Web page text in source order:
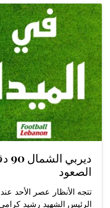
الصعود
تتجه الأنظار عصر الأحد
الرئيس الشهيد رشيد